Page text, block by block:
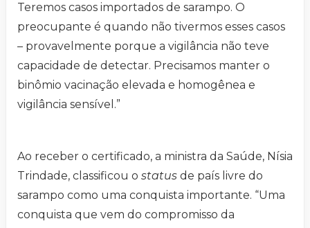
Teremos casos importados de sarampo. O
preocupante é quando não tivermos esses casos
– provavelmente porque a vigilância não teve
capacidade de detectar. Precisamos manter o
binômio vacinação elevada e homogênea e
vigilância sensível.”
Ao receber o certificado, a ministra da Saúde, Nísia
Trindade, classificou o status de país livre do
sarampo como uma conquista importante. “Uma
conquista que vem do compromisso da